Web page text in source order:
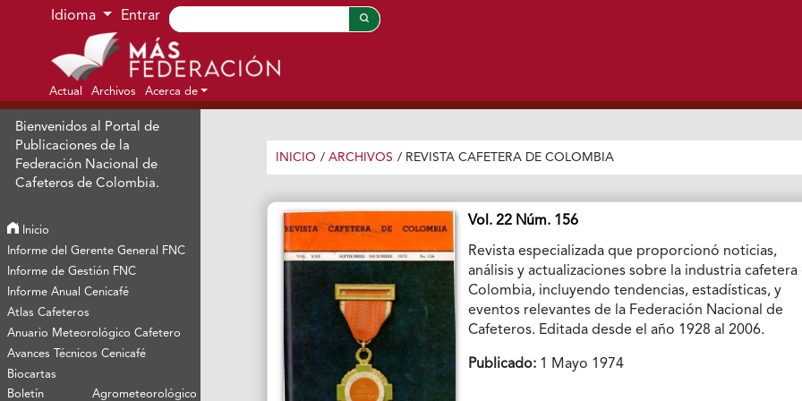
Ir al menú de navegación principal
Ir al contenido principal
Ir al pie de página del sitio
Idioma Entrar
Actual Archivos Acerca de
Bienvenidos al Portal de
Publicaciones de la
Federación Nacional de
Cafeteros de Colombia.
Inicio
Informe del Gerente General FNC
Informe de Gestión FNC
Informe Anual Cenicafé
Atlas Cafeteros
Anuario Meteorológico Cafetero
Avances Técnicos Cenicafé
Biocartas
Boletín Agrometeorológico
INICIO / ARCHIVOS / REVISTA CAFETERA DE COLOMBIA
Vol. 22 Núm. 156
Revista especializada que proporcionó noticias,
análisis y actualizaciones sobre la industria cafetera
Colombia, incluyendo tendencias, estadísticas, y
eventos relevantes de la Federación Nacional de
Cafeteros. Editada desde el año 1928 al 2006.
Publicado: 1 Mayo 1974